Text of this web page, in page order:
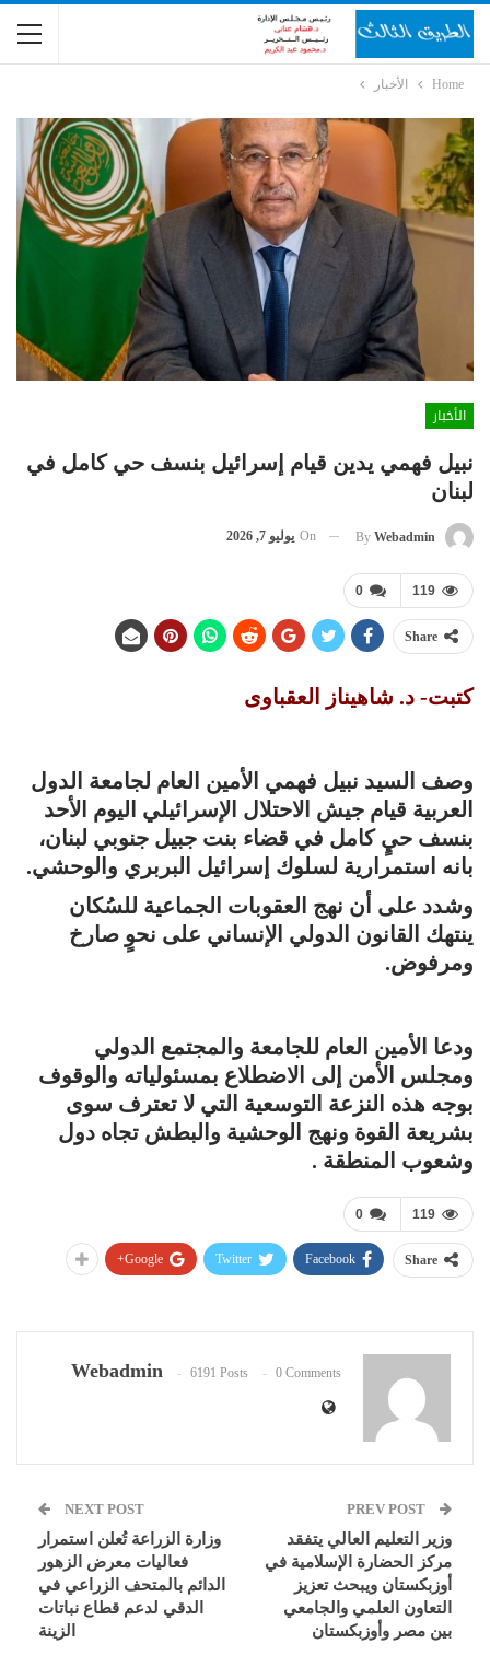
Home الأخبار
الأخبار
نبيل فهمي يدين قيام إسرائيل بنسف حي كامل في
لبنان
By Webadmin
On يوليو 7, 2026
0 119
Share
كتبت- د. شاهيناز العقباوى
وصف السيد نبيل فهمي الأمين العام لجامعة الدول
العربية قيام جيش الاحتلال الإسرائيلي اليوم الأحد
بنسف حيٍ كامل في قضاء بنت جبيل جنوبي لبنان،
بانه استمرارية لسلوك إسرائيل البربري والوحشي.
وشدد على أن نهج العقوبات الجماعية للسُكان
ينتهك القانون الدولي الإنساني على نحوٍ صارخ
ومرفوض.
ودعا الأمين العام للجامعة والمجتمع الدولي
ومجلس الأمن إلى الاضطلاع بمسئولياته والوقوف
بوجه هذه النزعة التوسعية التي لا تعترف سوى
بشريعة القوة ونهج الوحشية والبطش تجاه دول
وشعوب المنطقة .
0 119
Share
Facebook
Twitter
Google+
Webadmin 6191 Posts 0 Comments
وزير التعليم العالي يتفقد
مركز الحضارة الإسلامية في
أوزبكستان ويبحث تعزيز
التعاون العلمي والجامعي
بين مصر وأوزبكستان
NEXT POST
وزارة الزراعة تُعلن استمرار
فعاليات معرض الزهور
الدائم بالمتحف الزراعي في
الدقي لدعم قطاع نباتات
الزينة